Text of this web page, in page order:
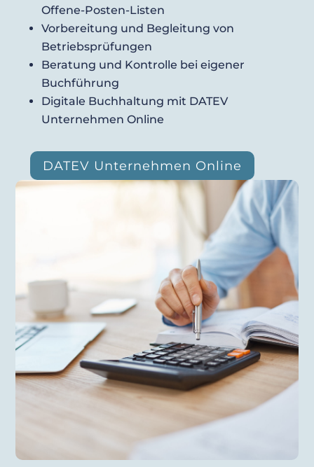
Offene-Posten-Listen
Vorbereitung und Begleitung von
Betriebsprüfungen
Beratung und Kontrolle bei eigener
Buchführung
Digitale Buchhaltung mit DATEV
Unternehmen Online
DATEV Unternehmen Online